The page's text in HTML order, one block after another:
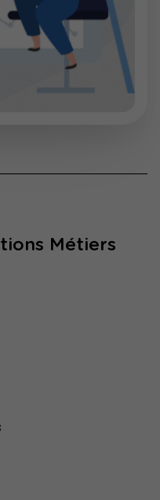
Métiers